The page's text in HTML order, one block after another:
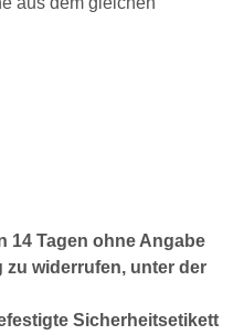
14 Tagen ohne Angabe
zu widerrufen, unter der
Sicherheitsetikett